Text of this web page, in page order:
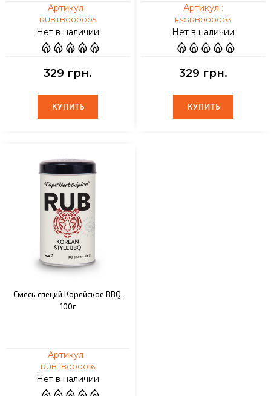
Артикул :
RUBTB000005
Нет в наличии
329 грн.
КУПИТЬ
КУПИТЬ
Артикул :
FSGRB000003
Нет в наличии
329 грн.
КУПИТЬ
КУПИТЬ
Смесь специй Корейское BBQ,
100г
Артикул :
RUBTB000016
Нет в наличии